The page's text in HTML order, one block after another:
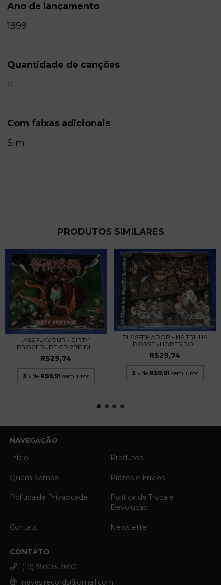
Ano de lançamento
1999
Quantidade de canções
11
Com faixas adicionais
Sim
PRODUTOS SIMILARES
ASS FLAVOUR - DIRTY
PROCEDURE CD 2015 DI...
R$29,74
3 x de R$9,91 sem juros
BLASFEMADOR - NA TRILHA
DOS SENHORES DO...
R$29,74
3 x de R$9,91 sem juros
NAVEGAÇÃO
Início
Produtos
Quem Somos Prazos e Envios
Política de Privacidade
Política de Troca e
Devolução
Contato Newsletter
CONTATO
(19) 99303-3690
neves.records@gmail.com